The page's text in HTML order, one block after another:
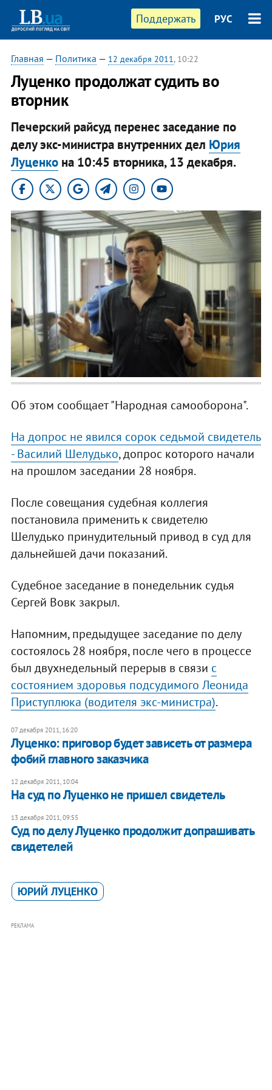
Поддержать РУС
Главная — Политика — 12 декабря 2011, 10:22
Луценко продолжат судить во
вторник
Печерский райсуд перенес заседание по
делу экс-министра внутренних дел Юрия
Луценкона 10:45 вторника, 13 декабря.
Об этом сообщает "Народная самооборона".
На допрос не явился сорок седьмой свидетель
- Василий Шелудько, допрос которого начали
на прошлом заседании 28 ноября.
После совещания судебная коллегия
постановила применить к свидетелю
Шелудько принудительный привод в суд для
дальнейшей дачи показаний.
Судебное заседание в понедельник судья
Сергей Вовк закрыл.
Напомним, предыдущее заседание по делу
состоялось 28 ноября, после чего в процессе
был двухнедельный перерыв в связи с
состоянием здоровья подсудимого Леонида
Приступлюка (водителя экс-министра).
07 декабря 2011, 16:20
Луценко: приговор будет зависеть от размера
фобий главного заказчика
12 декабря 2011, 10:04
На суд по Луценко не пришел свидетель
13 декабря 2011, 09:55
Суд по делу Луценко продолжит допрашивать
свидетелей
ЮРИЙ ЛУЦЕНКО
РЕКЛАМА